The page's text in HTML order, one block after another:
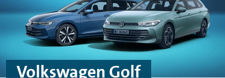
Volkswagen Golf